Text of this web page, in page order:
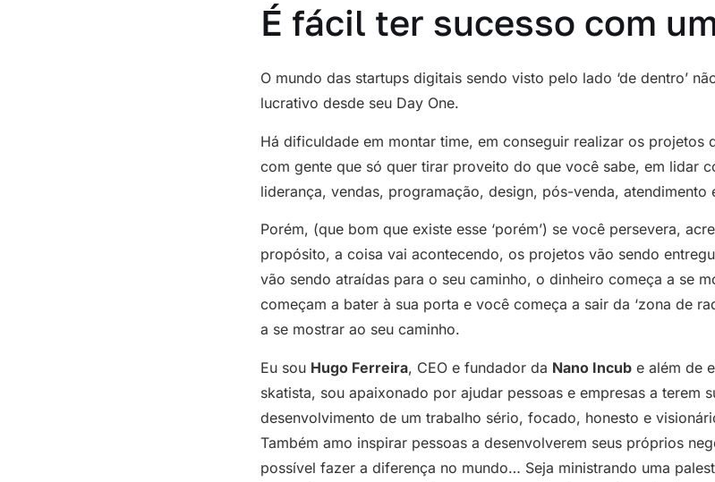
É fácil ter sucesso com
O mundo das startups digitais sendo visto pelo lado ‘de dentro’
lucrativo desde seu Day One.
Há dificuldade em montar time, em conseguir realizar os projetos
com gente que só quer tirar proveito do que você sabe, em lidar
liderança, vendas, programação, design, pós-venda, atendimento
Porém, (que bom que existe esse ‘porém’) se você persevera,
propósito, a coisa vai acontecendo, os projetos vão sendo
vão sendo atraídas para o seu caminho, o dinheiro começa a se
começam a bater à sua porta e você começa a sair da ‘zona de
a se mostrar ao seu caminho.
Eu sou Hugo Ferreira, CEO e fundador da Nano Incube além de
skatista, sou apaixonado por ajudar pessoas e empresas a terem
desenvolvimento de um trabalho sério, focado, honesto e
Também amo inspirar pessoas a desenvolverem seus próprios
possível fazer a diferença no mundo… Seja ministrando uma